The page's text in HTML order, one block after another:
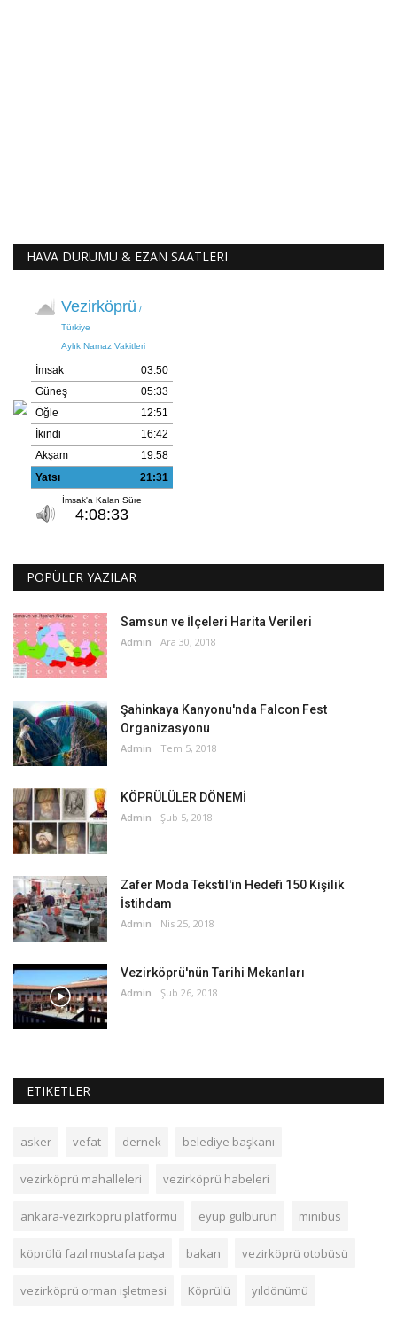
HAVA DURUMU & EZAN SAATLERI
POPÜLER YAZILAR
Samsun ve İlçeleri Harita Verileri
Admin Ara 30, 2018
Şahinkaya Kanyonu'nda Falcon Fest
Organizasyonu
Admin Tem 5, 2018
KÖPRÜLÜLER DÖNEMİ
Admin Şub 5, 2018
Zafer Moda Tekstil'in Hedefi 150 Kişilik
İstihdam
Admin Nis 25, 2018
Vezirköprü'nün Tarihi Mekanları
Admin Şub 26, 2018
ETIKETLER
asker vefat dernek belediye başkanı
vezirköprü mahalleleri vezirköprü habeleri
ankara-vezirköprü platformu eyüp gülburun minibüs
köprülü fazıl mustafa paşa bakan vezirköprü otobüsü
vezirköprü orman işletmesi Köprülü yıldönümü